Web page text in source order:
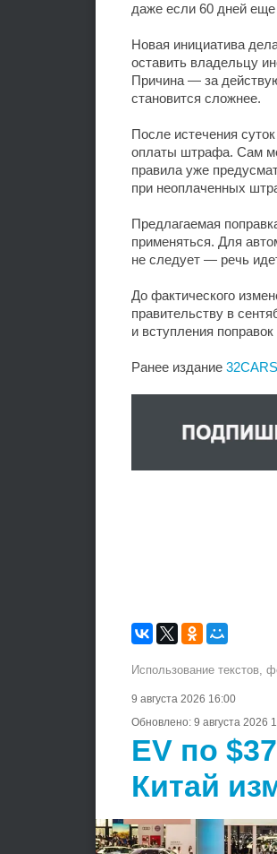
даже если 60 дней еще
Новая инициатива
оставить владельцу
Причина — за
становится сложнее.
После истечения
оплаты штрафа. Сам
правила уже
при неоплаченных
Предлагаемая
применяться. Для
не следует — речь
До фактического
правительству в
и вступления
Ранее издание
Использование текстов,
9 августа 2026 16:00
Обновлено: 9 августа 2026
EV по
Китай